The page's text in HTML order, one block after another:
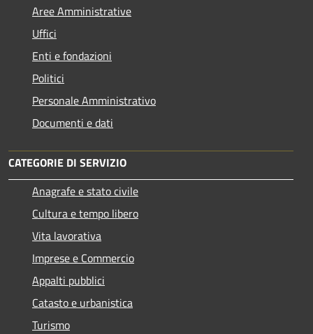
Aree Amministrative
Uffici
Enti e fondazioni
Politici
Personale Amministrativo
Documenti e dati
CATEGORIE DI SERVIZIO
Anagrafe e stato civile
Cultura e tempo libero
Vita lavorativa
Imprese e Commercio
Appalti pubblici
Catasto e urbanistica
Turismo